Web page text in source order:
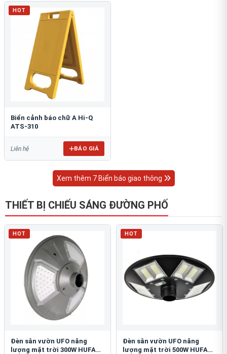
HOT
Biển cảnh báo chữ A Hi-Q
ATS-310
Liên hệ BÁO GIÁ
Xem thêm 7 Biển báo giao thông
THIẾT BỊ CHIẾU SÁNG ĐƯỜNG PHỐ
HOT
Đèn sân vườn UFO năng
lượng mặt trời 300W HUFA
HOT
Đèn sân vườn UFO năng
lượng mặt trời 500W HUFA